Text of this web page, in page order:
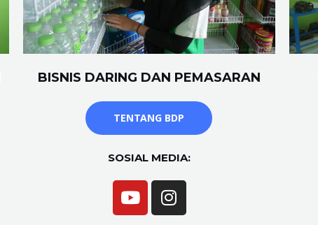
BISNIS DARING DAN PEMASARAN
TENTANG BDP
SOSIAL MEDIA: